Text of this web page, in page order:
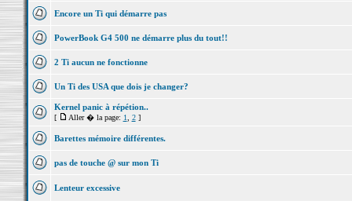
Encore un Ti qui démarre pas
PowerBook G4 500 ne démarre plus du tout!!
2 Ti aucun ne fonctionne
Un Ti des USA que dois je changer?
Kernel panic à répétion..
[ Aller � la page: 1 2]
Barettes mémoire différentes.
pas de touche @ sur mon Ti
Lenteur excessive